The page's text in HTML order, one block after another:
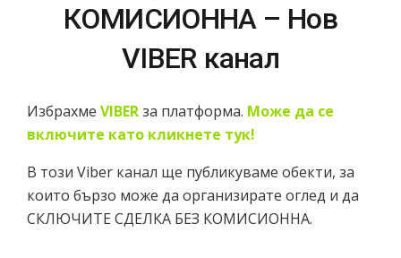
КОМИСИОННА – Нов
VIBER канал
Избрахме VIBERза платформа. Може да се
включите като кликнете тук!
В този Viber канал ще публикуваме обекти, за
които бързо може да организирате оглед и да
СКЛЮЧИТЕ СДЕЛКА БЕЗ КОМИСИОННА.